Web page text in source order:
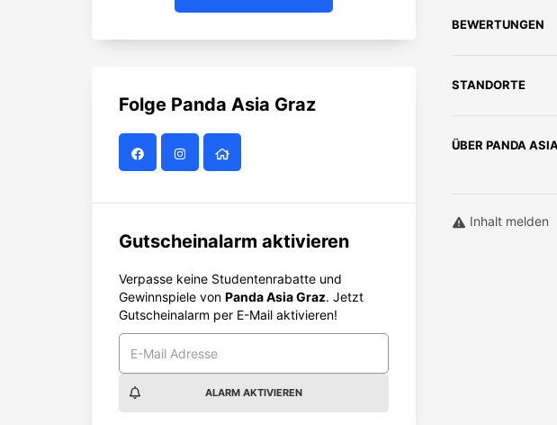
BEWERTUNGEN
STANDORTE
ÜBER PANDA
Inhalt melden
Folge Panda Asia Graz
Gutscheinalarm aktivieren
Verpasse keine Studentenrabatte und
Gewinnspiele von Panda Asia Graz. Jetzt
Gutscheinalarm per E-Mail aktivieren!
ALARM AKTIVIEREN